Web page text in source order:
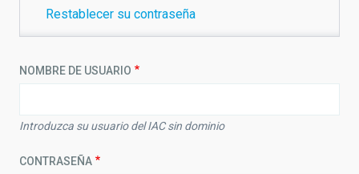
navegación
Restablecer su contraseña
NOMBRE DE USUARIO
Introduzca su usuario del IAC sin dominio
CONTRASEÑA